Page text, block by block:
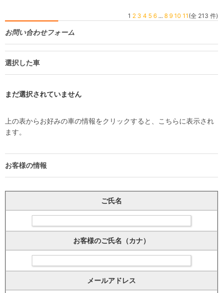
1 2 3 4 5 6 ... 8 9 10 11 (全 213 件)
お問い合わせフォーム
選択した車
まだ選択されていません
上の表からお好みの車の情報をクリックすると、こちらに表示され
ます。
お客様の情報
ご氏名
お客様のご氏名（カナ）
メールアドレス